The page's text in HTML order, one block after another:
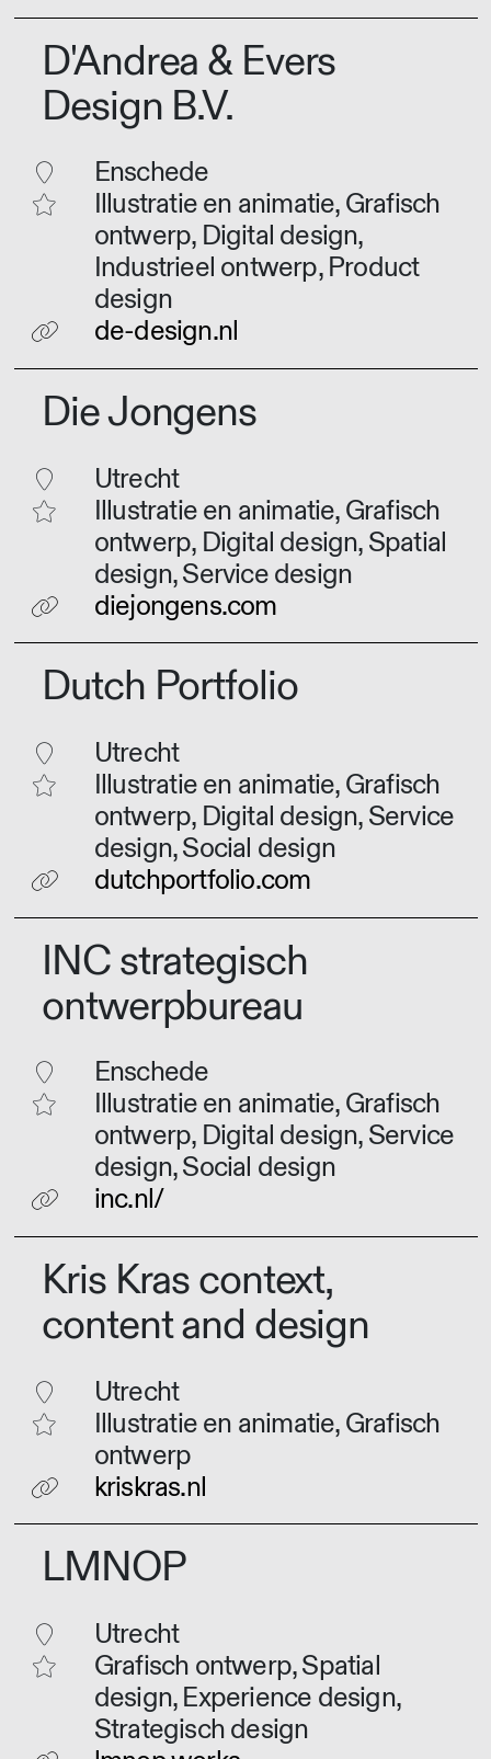
D'Andrea & Evers
Design B.V.
Enschede
Illustratie en animatie, Grafisch
ontwerp, Digital design,
Industrieel ontwerp, Product
design
de-design.nl
Die Jongens
Utrecht
Illustratie en animatie, Grafisch
ontwerp, Digital design, Spatial
design, Service design
diejongens.com
Dutch Portfolio
Utrecht
Illustratie en animatie, Grafisch
ontwerp, Digital design, Service
design, Social design
dutchportfolio.com
INC strategisch
ontwerpbureau
Enschede
Illustratie en animatie, Grafisch
ontwerp, Digital design, Service
design, Social design
inc.nl/
Kris Kras context,
content and design
Utrecht
Illustratie en animatie, Grafisch
ontwerp
kriskras.nl
LMNOP
Utrecht
Grafisch ontwerp, Spatial
design, Experience design,
Strategisch design